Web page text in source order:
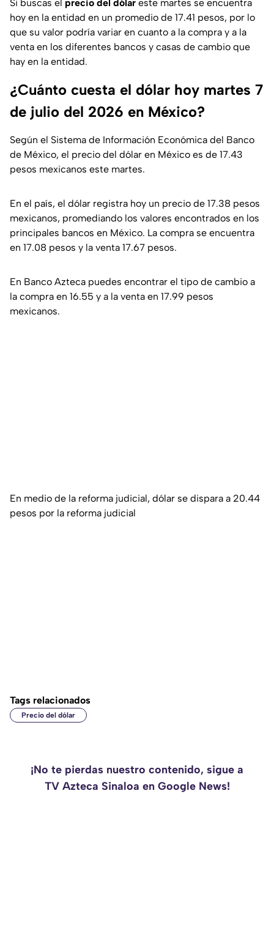
Si buscas el precio del dólar este martes se encuentra
hoy en la entidad en un promedio de 17.41 pesos, por lo
que su valor podría variar en cuanto a la compra y a la
venta en los diferentes bancos y casas de cambio que
hay en la entidad.
¿Cuánto cuesta el dólar hoy martes 7
de julio del 2026 en México?
Según el Sistema de Información Económica del Banco
de México, el precio del dólar en México es de 17.43
pesos mexicanos este martes.
En el país, el dólar registra hoy un precio de 17.38 pesos
mexicanos, promediando los valores encontrados en los
principales bancos en México. La compra se encuentra
en 17.08 pesos y la venta 17.67 pesos.
En Banco Azteca puedes encontrar el tipo de cambio a
la compra en 16.55 y a la venta en 17.99 pesos
mexicanos.
En medio de la reforma judicial, dólar se dispara a 20.44
pesos por la reforma judicial
Tags relacionados
Precio del dólar
¡No te pierdas nuestro contenido, sigue a
TV Azteca Sinaloa en Google News!